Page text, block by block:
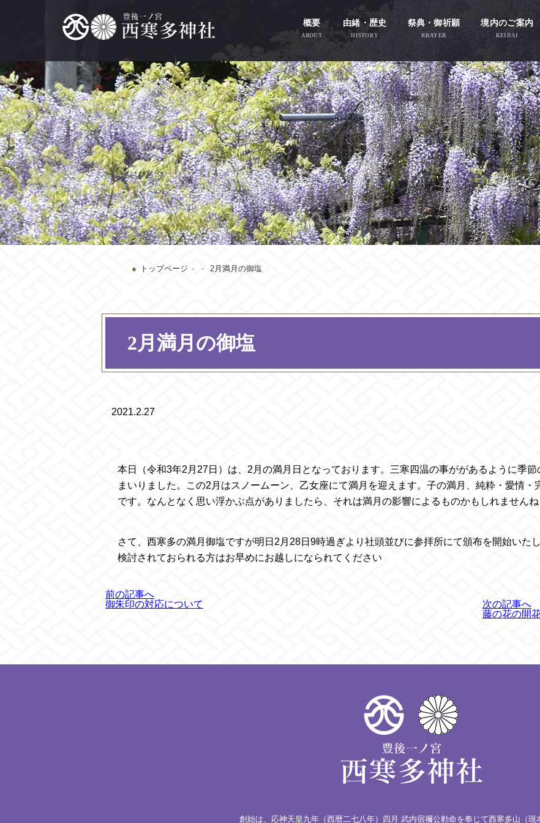
概要
ABOUT
由緒・歴史
HISTORY
祭典・御祈願
RRAYER
境内のご案内
KEIDAI
トップページ 2月満月の御塩
2月満月の御塩
2021.2.27
本日（令和3年2月27日）は、2月の満月日となっております。三寒四温の事ががあるように季
まいりました。この2月はスノームーン、乙女座にて満月を迎えます。子の満月、純粋・愛情・
です。なんとなく思い浮かぶ点がありましたら、それは満月の影響によるものかもしれませんね
さて、西寒多の満月御塩ですが明日2月28日9時過ぎより社頭並びに参拝所にて頒布を開始いた
検討されておられる方はお早めにお越しになられてください
前の記事へ
御朱印の対応について
次の記事へ
藤の花の開
創始は、応神天皇九年（西暦二七八年）四月 武内宿禰公勅命を奉じて西寒多山（現